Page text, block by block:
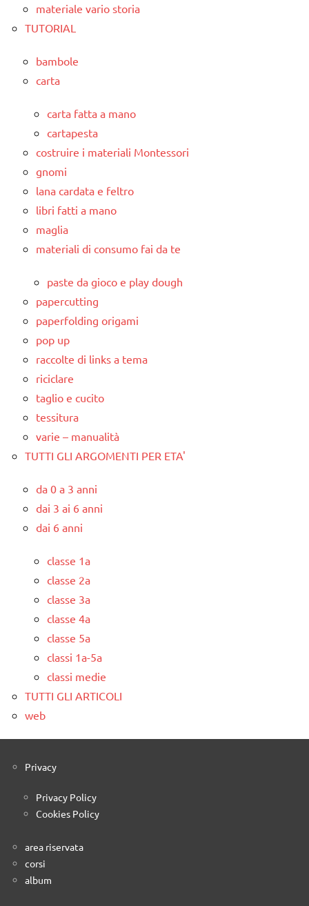
materiale vario storia
TUTORIAL
bambole
carta
carta fatta a mano
cartapesta
costruire i materiali Montessori
gnomi
lana cardata e feltro
libri fatti a mano
maglia
materiali di consumo fai da te
paste da gioco e play dough
papercutting
paperfolding origami
pop up
raccolte di links a tema
riciclare
taglio e cucito
tessitura
varie – manualità
TUTTI GLI ARGOMENTI PER ETA'
da 0 a 3 anni
dai 3 ai 6 anni
dai 6 anni
classe 1a
classe 2a
classe 3a
classe 4a
classe 5a
classi 1a-5a
classi medie
TUTTI GLI ARTICOLI
web
Privacy
Privacy Policy
Cookies Policy
area riservata
corsi
album